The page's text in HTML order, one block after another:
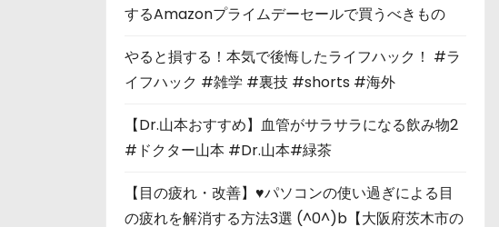
するAmazonプライムデーセールで買うべきもの
やると損する！本気で後悔したライフハック！ #ラ
イフハック #雑学 #裏技 #shorts #海外
【Dr.山本おすすめ】血管がサラサラになる飲み物2
#ドクター山本 #Dr.山本#緑茶
【目の疲れ・改善】♥パソコンの使い過ぎによる目
の疲れを解消する方法3選 (^0^)b【大阪府茨木市の